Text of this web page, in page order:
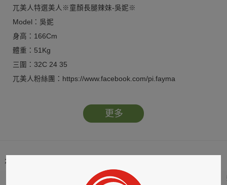
兀美人特選美人※童顏長腿辣妹-吳妮※
Model：吳妮
身高：166Cm
體重：51Kg
三圍：32C 24 35
兀美人粉絲團：https://www.facebook.com/pi.fayma
更多
本類暢銷榜